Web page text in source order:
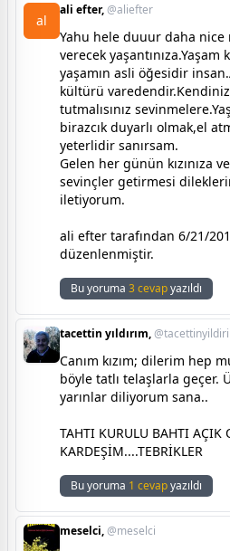
al
ali efter,@aliefter
Yahu hele duuur daha
verecek
yaşamın asli öğesidir
kültürü
tutmalısınız
birazcık duyarlı olmak,el
yeterlidir sanırsam.
Gelen her günün kızınıza
sevinçler getirmesi
iletiyorum.
ali efter tarafından 6/21/
düzenlenmiştir.
Bu yoruma 3 cevapyazıldı
tacettin yıldırım,
Canım kızım; dilerim hep
böyle tatlı telaşlarla geçer.
yarınlar diliyorum sana..
TAHTI KURULU BAHTI AÇIK
KARDEŞİM....TEBRİKLER
Bu yoruma 1 cevapyazıldı
meselci,@meselci